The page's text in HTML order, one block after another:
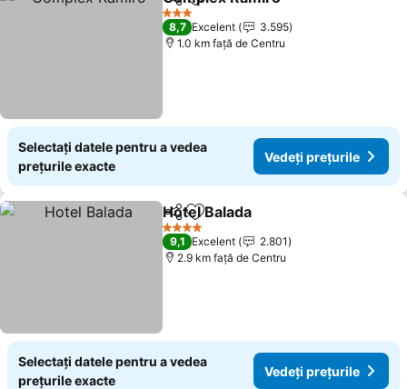
DistribuițiAdăugaţi la favorite
3 Stele
8,7 Excelent
3.595
1.0 km faţă de Centru
Selectați datele pentru a vedea
prețurile exacte
Vedeți prețurile
DistribuițiAdăugaţi la favorite
Hotel Balada
4 Stele
9,1 Excelent
2.801
2.9 km faţă de Centru
Selectați datele pentru a vedea
prețurile exacte
Vedeți prețurile